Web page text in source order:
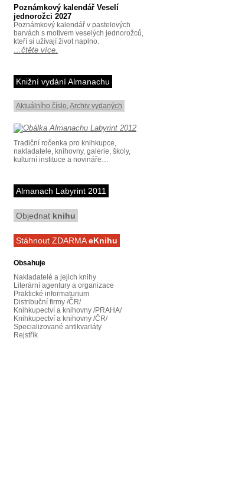
Poznámkový kalendář Veselí
jednorožci 2027
Poznámkový kalendář v pastelových
barvách s motivem veselých jednorožců,
kteří si užívají život naplno.
…čtěte více.
Knižní vydání Almanachu
Aktuálního číslo,Archiv vydaných
Tradiční ročenka pro knihkupce,
nakladatele, knihovny, galerie, školy,
kulturní instituce a novináře…
Almanach Labyrint 2011
Objednat knihu
Stáhnout ZDARMAeKnihu
Obsahuje
Nakladatelé a jejich knihy
Literární agentury a organizace
Praktické informaturium
Distribuční firmy /ČR/
Knihkupectví a knihovny /PRAHA/
Knihkupectví a knihovny /ČR/
Specializované antikvariáty
Rejstřík